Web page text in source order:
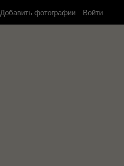
Добавить фотографии Войти